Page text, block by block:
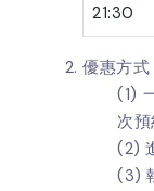
21:30
優惠方式
(1)
次預
(2)
(3)